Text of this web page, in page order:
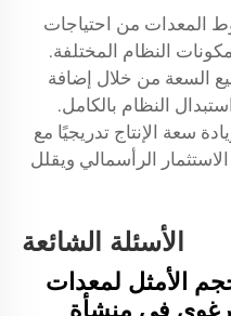
المعدات من احتياجات
النظام المختلفة.
السعة من خلال إضافة
النظام بالكامل.
سعة الإنتاج تدريجيًا مع
الرأسمالي ويقلل
الأسئلة الشائعة
الأمثل لمعدات